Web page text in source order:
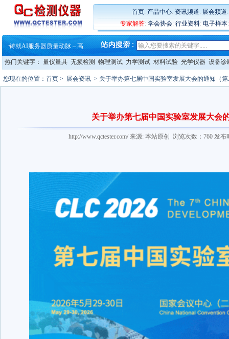
首页: 产品中心: 资讯频道: 展会频道
专家解答:学会协会:行业资料:电子样本
蔡司软件 | 高效变形分析能
铸就AI服务器质量动脉 – 高
·铸就AI服务器质量动脉 – 高
·ZEISS BOSELLO ADR 让内部缺
·蔡司和亿纬锂能达成战略合作
·大牌云集 买家升级 ——26
·蔡司软件 | 高效变形分析能
·铸就AI服务器质量动脉 – 高
热门关键字： 量仪量具 无损检测 物理测试 力学测试 材料试验 光学仪器 设备诊
您现在的位置： 首页 > 展会资讯 > 关于举办第七届中国实验室发展大会的通知（
关于举办第七届中国实验室发展大会
http://www.qctester.com/ 来源: 本站原创 浏览次数：760 发